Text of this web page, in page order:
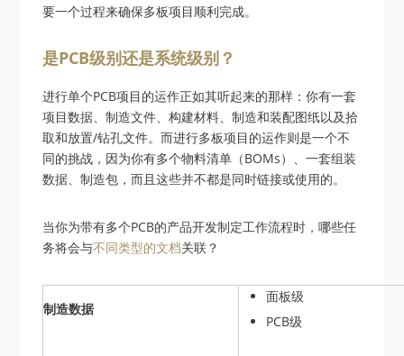
要一个过程来确保多板项目顺利完成。
是PCB级别还是系统级别？
进行单个PCB项目的运作正如其听起来的那样：你有一套
项目数据、制造文件、构建材料、制造和装配图纸以及拾
取和放置/钻孔文件。而进行多板项目的运作则是一个不
同的挑战，因为你有多个物料清单（BOMs）、一套组装
数据、制造包，而且这些并不都是同时链接或使用的。
当你为带有多个PCB的产品开发制定工作流程时，哪些任
务将会与不同类型的文档关联？
制造数据
面板级
PCB级